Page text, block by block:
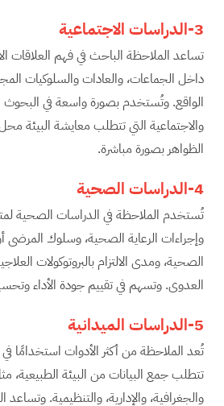
3-الدراسات الاجتماعية
تساعد الملاحظة الباحث في فهم العلاقات
داخل الجماعات، والعادات والسلوكيات
الواقع. وتُستخدم بصورة واسعة في البحوث
والاجتماعية التي تتطلب معايشة البيئة
الظواهر بصورة مباشرة.
4-الدراسات الصحية
تُستخدم الملاحظة في الدراسات الصحية
وإجراءات الرعاية الصحية، وسلوك
الصحية، ومدى الالتزام بالبروتوكولات
العدوى. وتسهم في تقييم جودة الأداء
5-الدراسات الميدانية
تُعد الملاحظة من أكثر الأدوات استخدامًا في
تتطلب جمع البيانات من البيئة الطبيعية،
والجغرافية، والإدارية، والتنظيمية.